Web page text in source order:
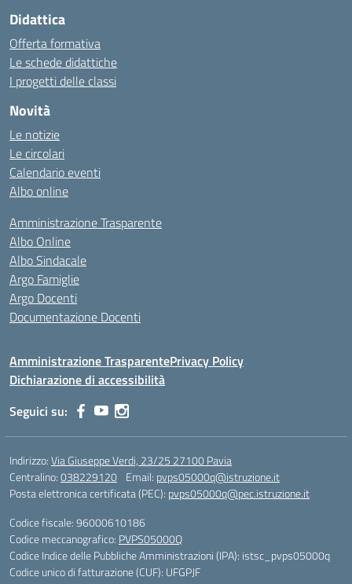
Didattica
Offerta formativa
Le schede didattiche
I progetti delle classi
Novità
Le notizie
Le circolari
Calendario eventi
Albo online
Amministrazione Trasparente
Albo Online
Albo Sindacale
Argo Famiglie
Argo Docenti
Documentazione Docenti
Amministrazione TrasparentePrivacy Policy
Dichiarazione di accessibilità
Seguici su:
Indirizzo:Via Giuseppe Verdi, 23/25 27100 Pavia
Centralino:038229120 Email: pvps05000q@istruzione.it
Posta elettronica certificata (PEC): pvps05000q@pec.istruzione.it
Codice fiscale: 96000610186
Codice meccanografico: PVPS05000Q
Codice Indice delle Pubbliche Amministrazioni (IPA): istsc_pvps05000q
Codice unico di fatturazione (CUF): UFGPJF